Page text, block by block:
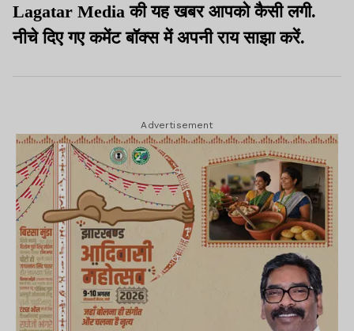
Lagatar Media की यह खबर आपको कैसी लगी.
नीचे दिए गए कमेंट बॉक्स में अपनी राय साझा करें.
Advertisement